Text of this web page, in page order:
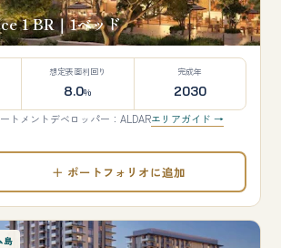
1 BR｜1ベッド
想定表面利回り
8.0%
完成年
2030
トメントデベロッパー：ALDARエリアガイド →
＋ ポートフォリオに追加
島